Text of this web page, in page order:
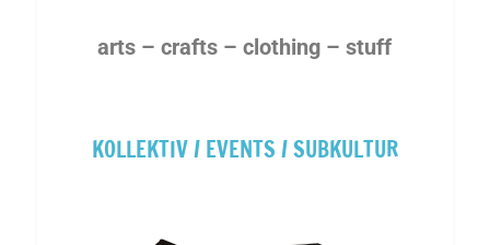
arts – crafts – clothing – stuff
KOLLEKTIV / EVENTS / SUBKULTUR